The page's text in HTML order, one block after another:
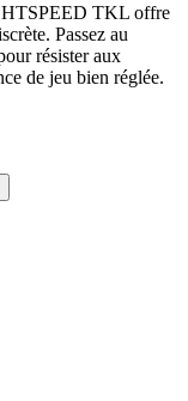
TKL offre
Passez au
résister aux
de jeu bien réglée.